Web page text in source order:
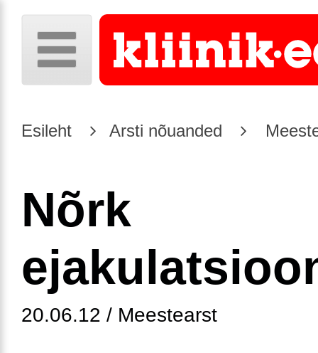
Esileht Arsti nõuanded
Nõrk
20.06.12 / Meestearst